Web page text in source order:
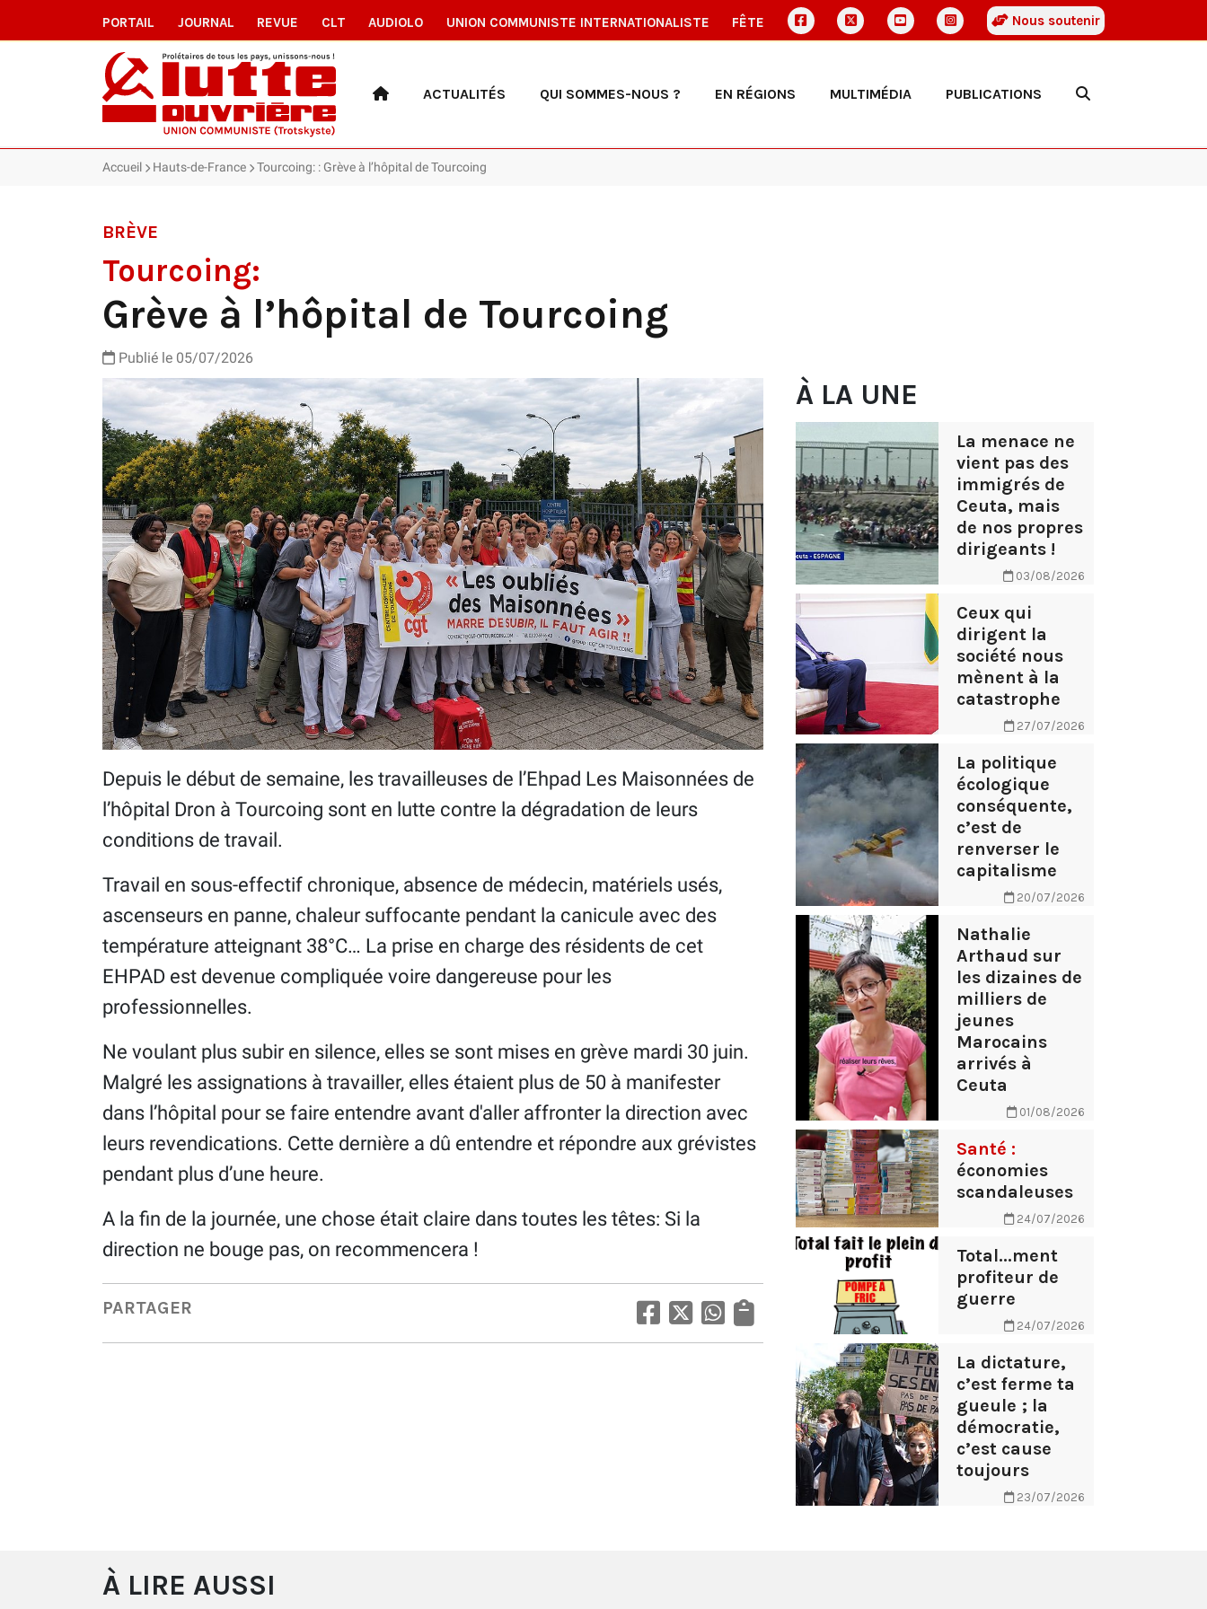
PORTAIL JOURNAL REVUE CLT AUDIOLO UNION COMMUNISTE INTERNATIONALISTE FÊTE Nous soutenir
ACTUALITÉS QUI SOMMES-NOUS ? EN RÉGIONS MULTIMÉDIA PUBLICATIONS
Accueil Hauts-de-France Tourcoing: : Grève à l’hôpital de Tourcoing
BRÈVE
Tourcoing:
Grève à l’hôpital de Tourcoing
Publié le 05/07/2026
Depuis le début de semaine, les travailleuses de l’Ehpad Les Maisonnées de
l’hôpital Dron à Tourcoing sont en lutte contre la dégradation de leurs
conditions de travail.
Travail en sous-effectif chronique, absence de médecin, matériels usés,
ascenseurs en panne, chaleur suffocante pendant la canicule avec des
température atteignant 38°C… La prise en charge des résidents de cet
EHPAD est devenue compliquée voire dangereuse pour les
professionnelles.
Ne voulant plus subir en silence, elles se sont mises en grève mardi 30 juin.
Malgré les assignations à travailler, elles étaient plus de 50 à manifester
dans l’hôpital pour se faire entendre avant d'aller affronter la direction avec
leurs revendications. Cette dernière a dû entendre et répondre aux grévistes
pendant plus d’une heure.
A la fin de la journée, une chose était claire dans toutes les têtes: Si la
direction ne bouge pas, on recommencera !
PARTAGER
À LA UNE
La menace ne
vient pas des
immigrés de
Ceuta, mais
de nos propres
dirigeants !
03/08/2026
Ceux qui
dirigent la
société nous
mènent à la
catastrophe
27/07/2026
La politique
écologique
conséquente,
c’est de
renverser le
capitalisme
20/07/2026
Nathalie
Arthaud sur
les dizaines de
milliers de
jeunes
Marocains
arrivés à
Ceuta
01/08/2026
Santé :
économies
scandaleuses
24/07/2026
Total...ment
profiteur de
guerre
24/07/2026
La dictature,
c’est ferme ta
gueule ; la
démocratie,
c’est cause
toujours
23/07/2026
À LIRE AUSSI